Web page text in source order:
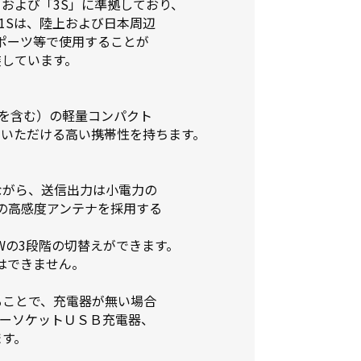
よび「3S」に準拠しており、
は、陸上および日本周辺
ーツ等で使用することが
ています。
含む）の軽量コンパクト
ただける高い携帯性を持ちます。
ら、送信出力は小電力の
感度アンテナを採用する
3段階の切替えができます。
きません。
とで、充電器が無い場合
ケットＵＳＢ充電器、
。